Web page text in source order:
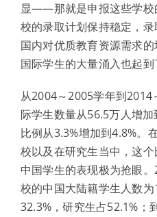
显——那就是申报这些学校
校的录取计划保持稳定，
国内对优质教育资源需求
国际学生的大量涌入也起到
从2004～2005学年到
际学生数量从56.5万人增
比例从3.3%增加到4.8%。
校以及在研究生当中，这个
中国学生的表现极为抢眼
校的中国大陆籍学生人数
32.3%，研究生占52.1%；